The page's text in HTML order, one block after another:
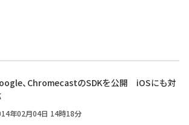
、ChromecastのSDKを公開 iOSにも対
年02月04日 14時18分